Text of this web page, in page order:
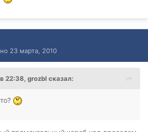
23 марта, 2010
22:38, grozbl сказал: